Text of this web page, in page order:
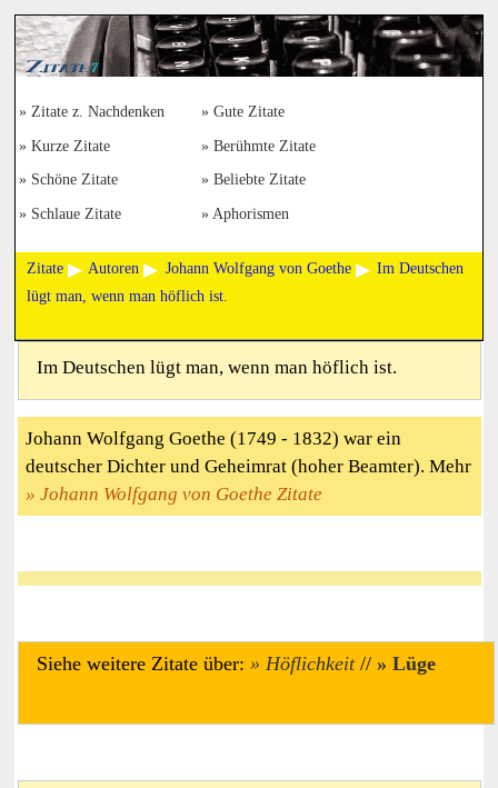
Zitate z. Nachdenken Gute Zitate
Kurze Zitate Berühmte Zitate
Schöne Zitate Beliebte Zitate
Schlaue Zitate Aphorismen
Zitate Autoren Johann Wolfgang von Goethe
Im Deutschen
lügt man, wenn man höflich ist.
Im Deutschen lügt man, wenn man höflich ist.
Johann Wolfgang Goethe (1749 - 1832) war ein
deutscher Dichter und Geheimrat (hoher Beamter). Mehr
Johann Wolfgang von Goethe Zitate
Siehe weitere Zitate über: Höflichkeit// Lüge